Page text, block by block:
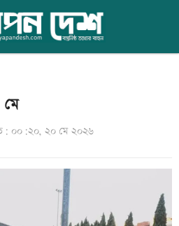
০০:২০, ২০ মে ২০২৬